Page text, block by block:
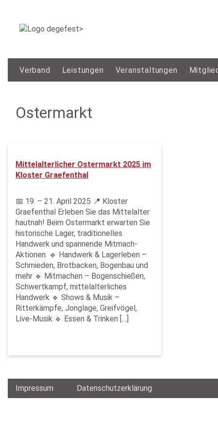
Verband Leistungen Veranstaltungen
Ostermarkt
Mittelalterlicher Ostermarkt 2025 im
Kloster Graefenthal
📅 19. – 21. April 2025 📍 Kloster
Graefenthal Erleben Sie das Mittelalter
hautnah! Beim Ostermarkt erwarten Sie
historische Lager, traditionelles
Handwerk und spannende Mitmach-
Aktionen. 🔹 Handwerk & Lagerleben –
Schmieden, Brotbacken, Bogenbau und
mehr 🔹 Mitmachen – Bogenschießen,
Schwertkampf, mittelalterliches
Handwerk 🔹 Shows & Musik –
Ritterkämpfe, Jonglage, Greifvögel,
Live-Musik 🔹 Essen & Trinken […]
Impressum Datenschutzerklärung